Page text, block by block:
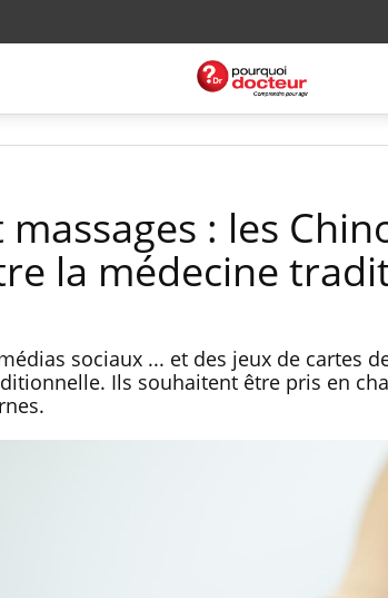
: les
la médecine
sociaux ... et des jeux de cartes
Ils souhaitent être pris en